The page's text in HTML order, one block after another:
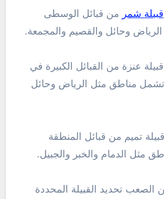
قبيلة شمر من قبائل الوسطى
وحائل والقصيم والمجمعة.
قبيلة عنزة من القبائل الكبيرة في
مناطق مثل الرياض وحائل
قبيلة تميم من قبائل المنطقة
مثل الدمام والخبر والجبيل.
الصعب تحديد القبيلة المحددة